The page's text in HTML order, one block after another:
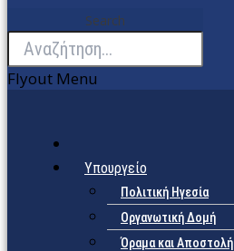
Search
Flyout Menu
Υπουργείο
Πολιτική Ηγεσία
Οργανωτική Δομή
Όραμα και Αποστολή